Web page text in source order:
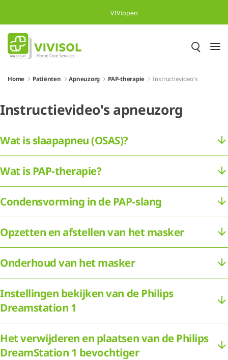
Overslaan en naar hoofdinhoud gaan
VIVIopen
Home Patiënten Apneuzorg PAP-therapie Instructievideo's
Instructievideo's apneuzorg
Wat is slaapapneu (OSAS)?
Wat is PAP-therapie?
Condensvorming in de PAP-slang
Opzetten en afstellen van het masker
Onderhoud van het masker
Instellingen bekijken van de Philips
Dreamstation 1
Het verwijderen en plaatsen van de Philips
DreamStation 1 bevochtiger